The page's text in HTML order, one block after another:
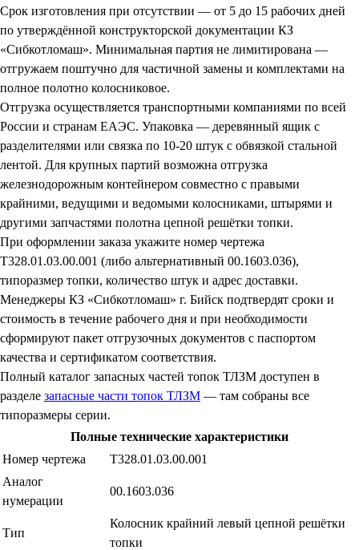
Срок изготовления при отсутствии — от 5 до 15 рабочих дней
по утверждённой конструкторской документации КЗ
«Сибкотломаш». Минимальная партия не лимитирована —
отгружаем поштучно для частичной замены и комплектами на
полное полотно колосниковое.
Отгрузка осуществляется транспортными компаниями по всей
России и странам ЕАЭС. Упаковка — деревянный ящик с
разделителями или связка по 10-20 штук с обвязкой стальной
лентой. Для крупных партий возможна отгрузка
железнодорожным контейнером совместно с правыми
крайними, ведущими и ведомыми колосниками, штырями и
другими запчастями полотна цепной решётки топки.
При оформлении заказа укажите номер чертежа
Т328.01.03.00.001 (либо альтернативный 00.1603.036),
типоразмер топки, количество штук и адрес доставки.
Менеджеры КЗ «Сибкотломаш» г. Бийск подтвердят сроки и
стоимость в течение рабочего дня и при необходимости
сформируют пакет отгрузочных документов с паспортом
качества и сертификатом соответствия.
Полный каталог запасных частей топок ТЛЗМ доступен в
разделе запасные части топок ТЛЗМ — там собраны все
типоразмеры серии.
Полные технические характеристики
Номер чертежа
Т328.01.03.00.001
Аналог
нумерации
00.1603.036
Тип
Колосник крайний левый цепной решётки
топки